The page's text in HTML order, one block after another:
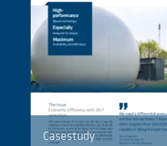
Casestudy